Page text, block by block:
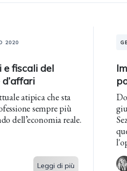
2020
e fiscali del
atipica che sta
sempre più
dell’economia reale.
Leggi di più
to